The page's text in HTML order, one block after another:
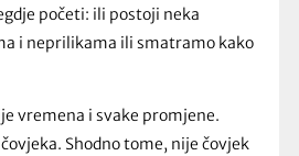
početi: ili postoji neka
i neprilikama ili smatramo kako
vremena i svake promjene.
Shodno tome, nije čovjek